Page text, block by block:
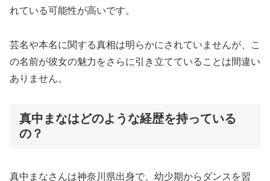
れている可能性が高いです。
芸名や本名に関する真相は明らかにされていませんが、こ
の名前が彼女の魅力をさらに引き立てていることは間違い
ありません。
真中まなはどのような経歴を持っている
の？
真中まなさんは神奈川県出身で、幼少期からダンスを習